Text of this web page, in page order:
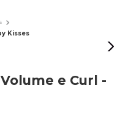
Kisses
e Curl -